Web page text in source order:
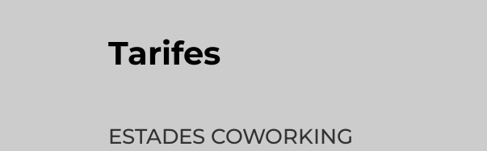
Tarifes
ESTADES COWORKING